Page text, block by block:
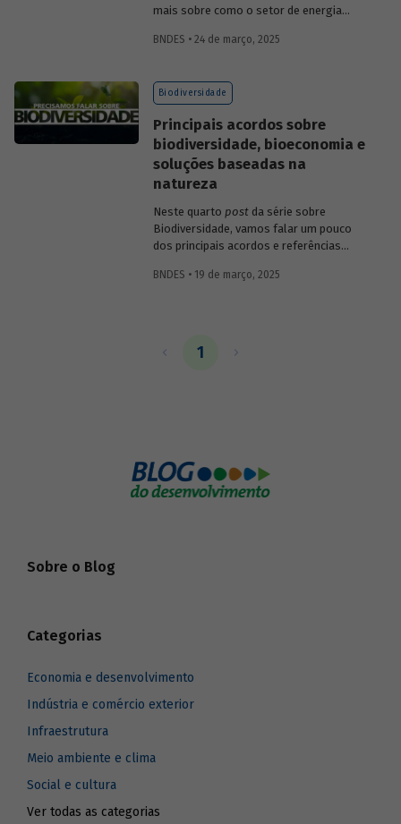
mais sobre como o setor de energia
BNDES • 24 de março, 2025
Biodiversidade
Principais acordos sobre
biodiversidade, bioeconomia e
soluções baseadas na
natureza
Neste quarto postda série sobre
Biodiversidade, vamos falar um pouco
dos principais acordos e referências
oportunidades da bioeconomia e das
BNDES • 19 de março, 2025
1
Sobre o Blog
Categorias
Economia e desenvolvimento
Indústria e comércio exterior
Infraestrutura
Meio ambiente e clima
Social e cultura
Ver todas as categorias